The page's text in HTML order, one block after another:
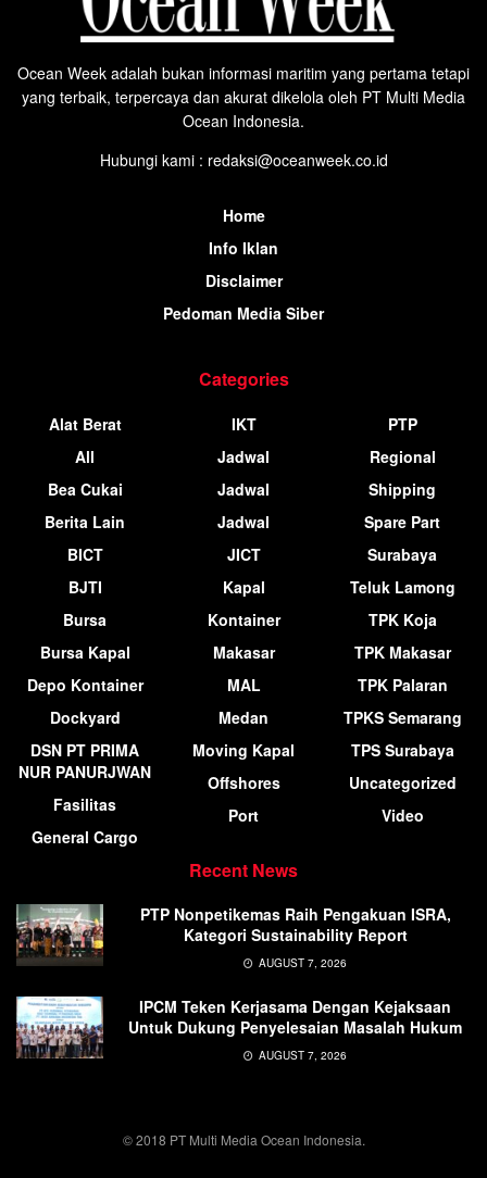
Ocean Week adalah bukan informasi maritim yang pertama tetapi
yang terbaik, terpercaya dan akurat dikelola oleh PT Multi Media
Ocean Indonesia.
Hubungi kami : redaksi@oceanweek.co.id
Home
Info Iklan
Disclaimer
Pedoman Media Siber
Categories
Alat Berat
All
Bea Cukai
Berita Lain
BICT
BJTI
Bursa
Bursa Kapal
Depo Kontainer
Dockyard
DSN PT PRIMA
NUR PANURJWAN
Fasilitas
General Cargo
IKT
Jadwal
Jadwal
Jadwal
JICT
Kapal
Kontainer
Makasar
MAL
Medan
Moving Kapal
Offshores
Port
PTP
Regional
Shipping
Spare Part
Surabaya
Teluk Lamong
TPK Koja
TPK Makasar
TPK Palaran
TPKS Semarang
TPS Surabaya
Uncategorized
Video
Recent News
PTP Nonpetikemas Raih Pengakuan ISRA,
Kategori Sustainability Report
AUGUST 7, 2026
IPCM Teken Kerjasama Dengan Kejaksaan
Untuk Dukung Penyelesaian Masalah Hukum
AUGUST 7, 2026
© 2018 PT Multi Media Ocean Indonesia.